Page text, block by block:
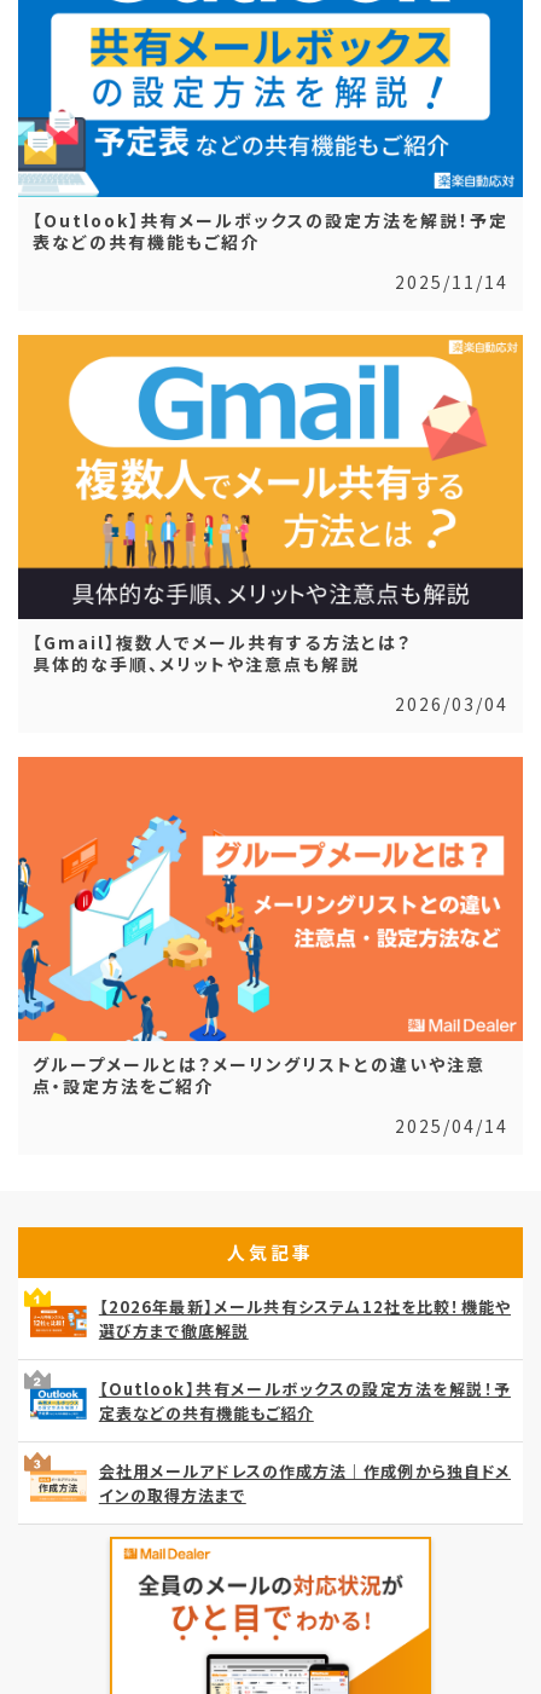
【Outlook】共有メールボックスの設定方法を解説！予定
表などの共有機能もご紹介
2025/11/14
【Gmail】複数人でメール共有する方法とは？
具体的な手順、メリットや注意点も解説
2026/03/04
グループメールとは？メーリングリストとの違いや注意
点・設定方法をご紹介
2025/04/14
人気記事
【2026年最新】メール共有システム12社を比較！機能や
選び方まで徹底解説
【Outlook】共有メールボックスの設定方法を解説！予
定表などの共有機能もご紹介
会社用メールアドレスの作成方法｜作成例から独自ドメ
インの取得方法まで